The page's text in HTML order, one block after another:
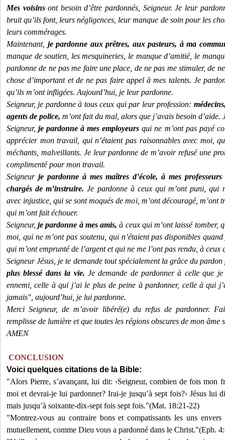
Mes voisins ont besoin d’être pardonnés, Seigneur. Je leur
bruit qu’ils font, leurs négligences, leur manque de soin pour les
leurs commérages.
Maintenant, je pardonne aux prêtres, aux pasteurs, à ma
manque de soutien, les mesquineries, le manque d’amitié, le
pardonne de ne pas me faire une place, de ne pas me stimuler, de
chose d’important et de ne pas faire appel à mes talents. Je
qu’ils m’ont infligées. Aujourd’hui, je leur pardonne.
Seigneur, je pardonne à tous ceux qui par leur profession:
agents de police, m’ont fait du mal, alors que j’avais besoin
Seigneur,je pardonne à mes employeurs qui ne m’ont pas payé
apprécier mon travail, qui n’étaient pas raisonnables avec moi,
méchants, malveillants. Je leur pardonne de m’avoir refusé une
complimenté pour mon travail.
Seigneur je pardonne à mes maîtres d’école, à mes
chargés de m’instruire. Je pardonne à ceux qui m’ont puni, qui
avec injustice, qui se sont moqués de moi, m’ont découragé, m’ont
qui m’ont fait échouer.
Seigneur,je pardonne à mes amis, à ceux qui m’ont laissé tomber,
moi, qui ne m’ont pas soutenu, qui n’étaient pas disponibles
qui m’ont emprunté de l’argent et qui ne me l’ont pas rendu, à
Seigneur Jésus, je te demande tout spécialement la grâce du
plus blessé dans la vie. Je demande de pardonner à celle que
ennemi, celle à qui j’ai le plus de peine à pardonner, celle à qui
jamais", aujourd’hui, je lui pardonne.
Merci Seigneur, de m’avoir libéré(e) du refus de pardonner.
remplisse de lumière et que toutes les régions obscures de mon âme
AMEN
CONCLUSION
Voici quelques citations de la Bible:
"Alors Pierre, s’avançant, lui dit: ‹Seigneur, combien de fois mon
moi et devrai-je lui pardonner? Irai-je jusqu’à sept fois?› Jésus lui
mais jusqu’à soixante-dix-sept fois sept fois."(Mat. 18:21-22)
"Montrez-vous au contraire bons et compatissants les uns envers
mutuellement, comme Dieu vous a pardonné dans le Christ."(Eph.